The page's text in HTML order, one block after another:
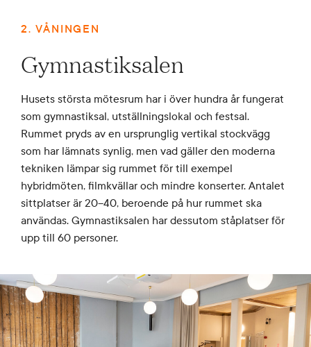
2. VÅNINGEN
Gymnastiksalen
Husets största mötesrum har i över hundra år fungerat
som gymnastiksal, utställningslokal och festsal.
Rummet pryds av en ursprunglig vertikal stockvägg
som har lämnats synlig, men vad gäller den moderna
tekniken lämpar sig rummet för till exempel
hybridmöten, filmkvällar och mindre konserter. Antalet
sittplatser är 20–40, beroende på hur rummet ska
användas. Gymnastiksalen har dessutom ståplatser för
upp till 60 personer.